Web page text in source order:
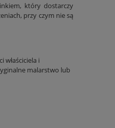
który dostarczy
przy czym nie są
i
malarstwo lub